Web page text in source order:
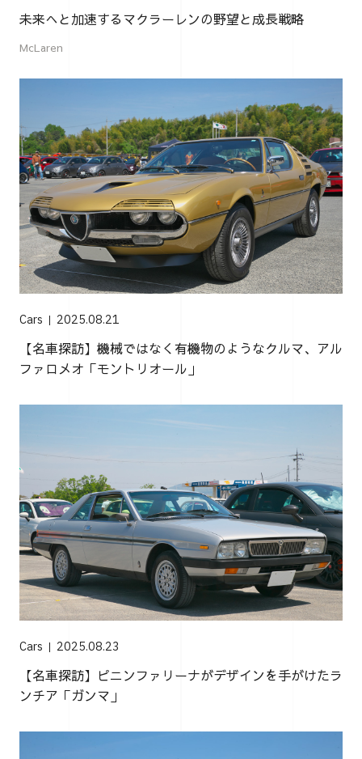
未来へと加速するマクラーレンの野望と成長戦略
McLaren
Cars 2025.08.21
【名車探訪】機械ではなく有機物のようなクルマ、アル
ファロメオ「モントリオール」
Cars 2025.08.23
【名車探訪】ピニンファリーナがデザインを手がけたラ
ンチア「ガンマ」